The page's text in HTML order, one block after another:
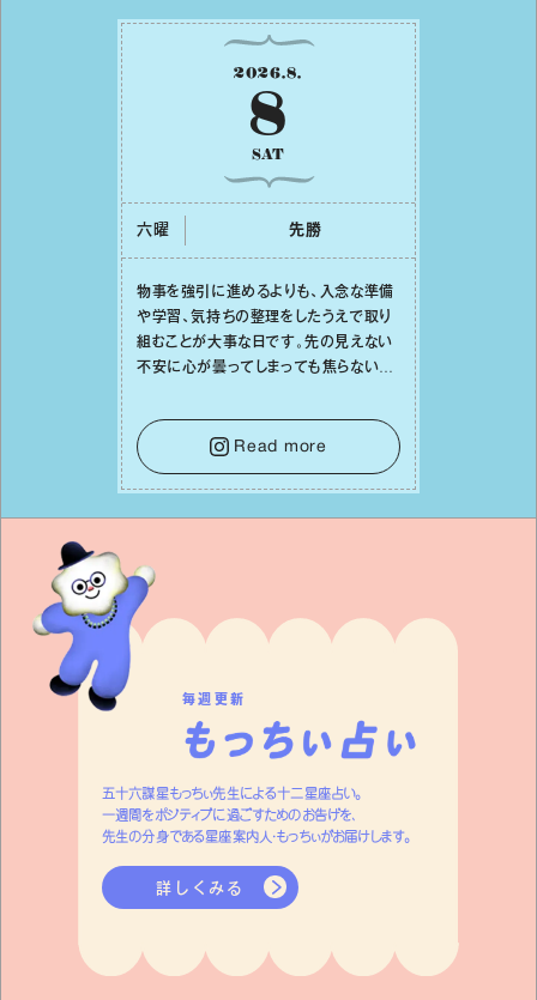
2026.8.
8
SAT
六曜 先勝
物事を強引に進めるよりも、⼊念な準備
や学習、気持ちの整理をしたうえで取り
組むことが⼤事な⽇です。先の⾒えない
不安に⼼が曇ってしまっても焦らない
⾝や疲れていそうな⼈をいたわることに
時間を使いましょう。ここでしっかりとエ
ネルギーを蓄え、困難を乗り越える⼒に
変えましょう。
Read more
毎週更新
五十六謀星もっちぃ先生による十二星座占い。
一週間をポジティブに過ごすためのお告げを、
先生の分身である星座案内人・もっちぃがお届けします。
詳しくみる